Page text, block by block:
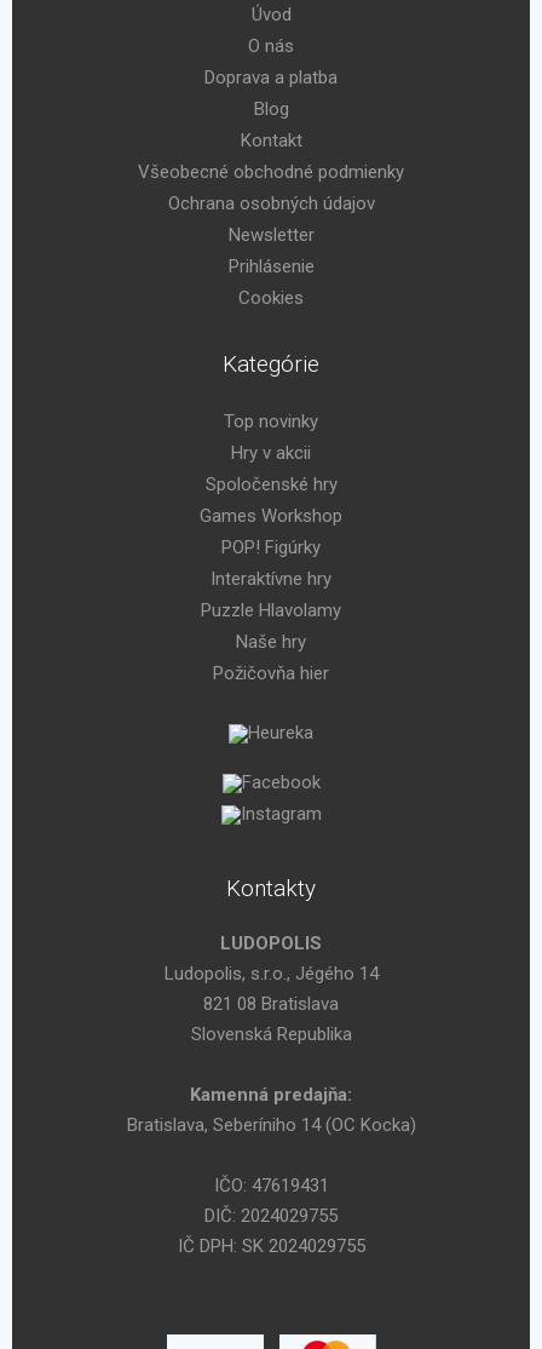
Úvod
O nás
Doprava a platba
Blog
Kontakt
Všeobecné obchodné podmienky
Ochrana osobných údajov
Newsletter
Prihlásenie
Cookies
Kategórie
Top novinky
Hry v akcii
Spoločenské hry
Games Workshop
POP! Figúrky
Interaktívne hry
Puzzle Hlavolamy
Naše hry
Požičovňa hier
Kontakty
LUDOPOLIS
Ludopolis, s.r.o., Jégého 14
821 08 Bratislava
Slovenská Republika
Kamenná predajňa:
Bratislava, Seberíniho 14 (OC Kocka)
IČO: 47619431
DIČ: 2024029755
IČ DPH: SK 2024029755